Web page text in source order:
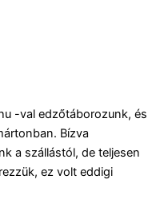
-val edzőtáborozunk, és
Bízva
a szállástól, de teljesen
ez volt eddigi